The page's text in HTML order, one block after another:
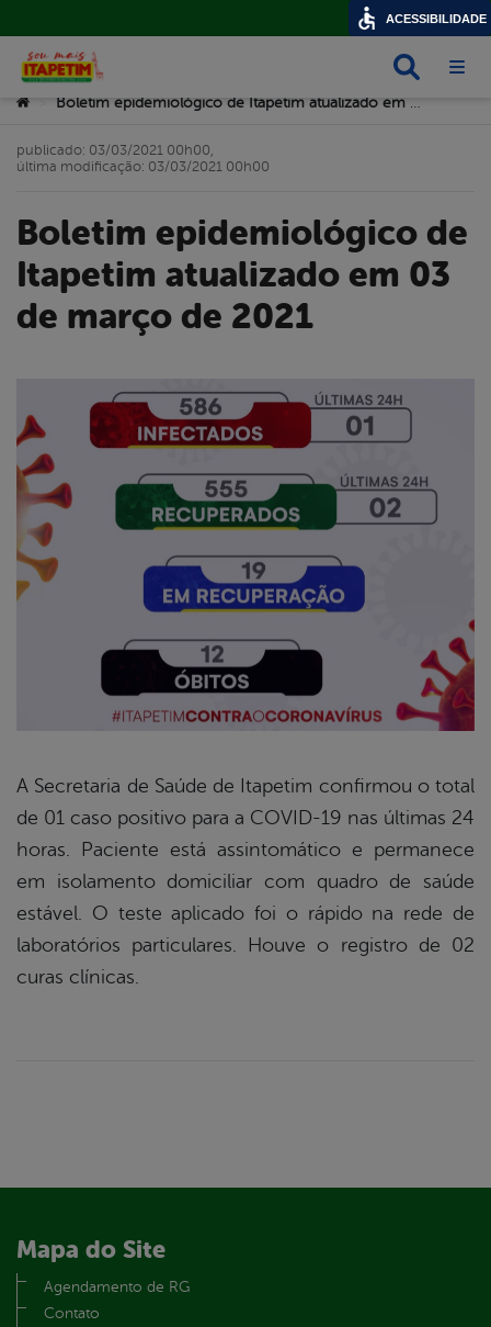
Você está aqui: Boletim epidemiológico de Itapetim atualizado em 03 de março de 2021
Boletim epidemiológico de
Itapetim atualizado em 03
de março de 2021
publicado: 03/03/2021 00h00,
última modificação: 03/03/2021 00h00
A Secretaria de Saúde de Itapetim confirmou o total
de 01 caso positivo para a COVID-19 nas últimas 24
horas. Paciente está assintomático e permanece
em isolamento domiciliar com quadro de saúde
estável. O teste aplicado foi o rápido na rede de
laboratórios particulares. Houve o registro de 02
curas clínicas.
Mapa do Site
Agendamento de RG
Contato
ACESSIBILIDADE